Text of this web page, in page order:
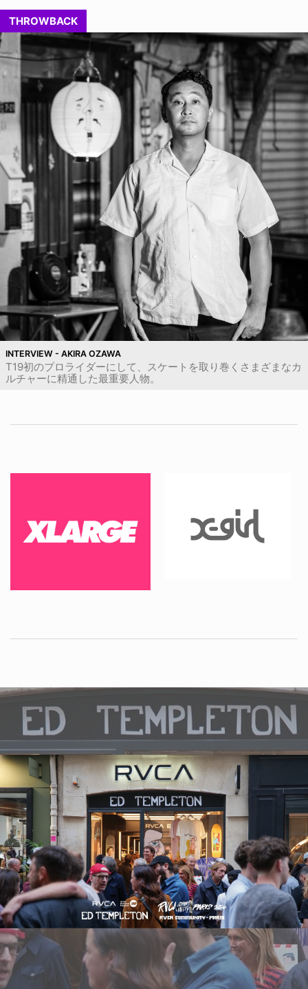
THROWBACK
INTERVIEW - AKIRA OZAWA
T19初のプロライダーにして、スケートを取り巻くさまざまなカ
ルチャーに精通した最重要人物。